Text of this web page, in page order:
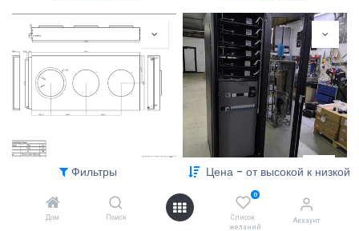
Фильтры Цена - от высокой к низкой
Дом Поиск
0
Список
желаний
Аккаунт
439 000,00руб 420 000,00 руб